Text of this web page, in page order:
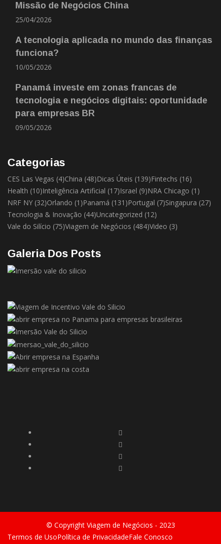
Missão de Negócios China
25/04/2026
A tecnologia aplicada no mundo das finanças
funciona?
10/05/2026
Panamá investe em zonas francas de
tecnologia e negócios digitais: oportunidade
para empresas BR
09/05/2026
Categorias
CES Las Vegas (4)China (48)Dicas Úteis (139)Fintechs (16)
Health (10)Inteligência Artificial (17)Israel (9)NRA Chicago (1)
NRF NY (32)Orlando (1)Panamá (131)Portugal (7)Singapura (27)
Tecnologia & Inovação (44)Uncategorized (12)
Vale do Silício (75)Viagem de Negócios (484)Video (3)
Galeria Dos Posts
© Copyright Viagem de Negócios - 2023
Termos de UsoPolítica de PrivacidadeFale Conosco